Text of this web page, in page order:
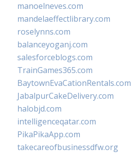
manoelneves.com
mandelaeffectlibrary.com
roselynns.com
balanceyoganj.com
salesforceblogs.com
TrainGames365.com
BaytownEvaCationRentals.com
JabalpurCakeDelivery.com
halobjd.com
intelligenceqatar.com
PikaPikaApp.com
takecareofbusinessdfw.org